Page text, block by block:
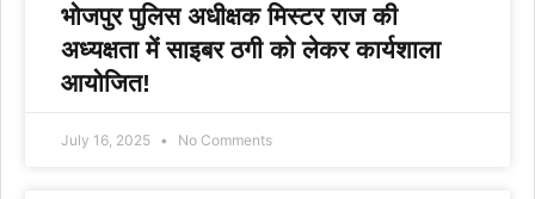
भोजपुर पुलिस अधीक्षक मिस्टर राज की
अध्यक्षता में साइबर ठगी को लेकर कार्यशाला
आयोजित!
July 16, 2025 No Comments